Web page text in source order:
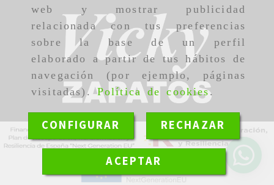
web y mostrar publicidad
relacionada con tus preferencias
sobre la base de un perfil
elaborado a partir de tus hábitos de
navegación (por ejemplo, páginas
visitadas).Política de cookies.
CONFIGURAR RECHAZAR
ACEPTAR